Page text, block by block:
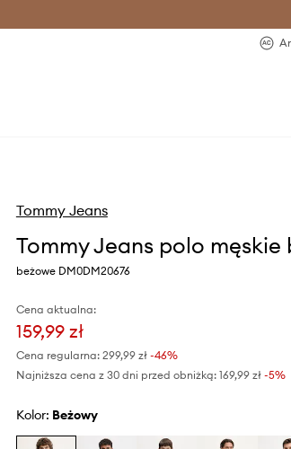
Tommy Jeans
Tommy Jeans polo męskie
beżowe DM0DM20676
Cena aktualna:
159,99 zł
Cena regularna: 299,99 zł-46%
Najniższa cena z 30 dni przed obniżką: 169,99 zł -5%
Kolor: beżowy